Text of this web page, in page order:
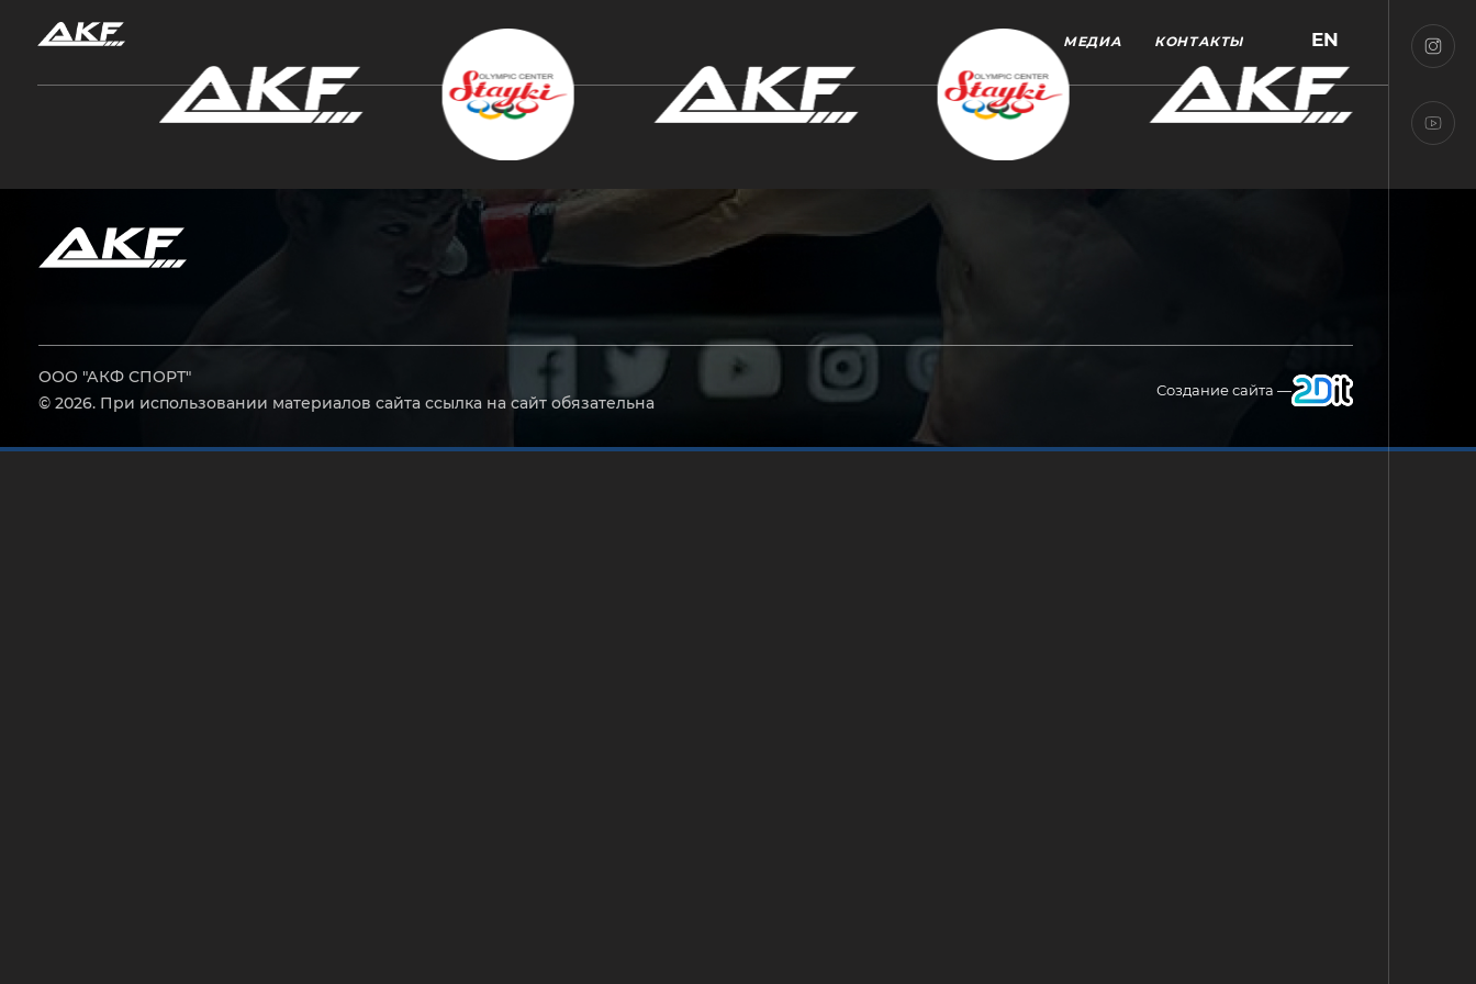
МЕДИА КОНТАКТЫ EN
ООО "АКФ СПОРТ"
© 2026. При использовании материалов сайта ссылка на сайт обязательна
Создание сайта —
Нажмите Enter для поиска или Esc, чтобы закрыть